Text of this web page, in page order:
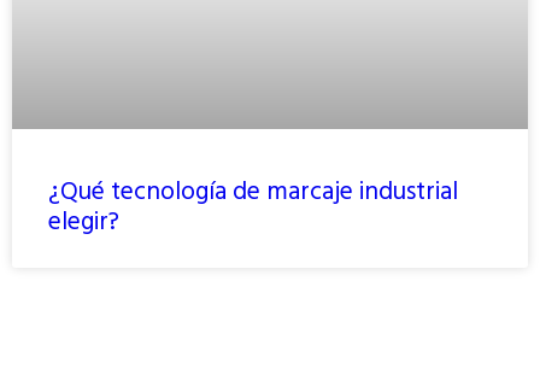
¿Qué tecnología de marcaje industrial
elegir?